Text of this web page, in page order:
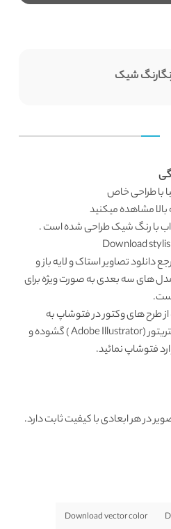
شیک
با طراحی خاص
بالا مشاهده میکنید
با رنگ شیک طراحی شده است .
Download
دانلود تصاویر استاکو لایه باز و
های سه بعدی به صورت ویژه برای
طرح های وکتور در فتوشاپ به
مشکل برخوردید , آن را در ایلواستریتور (Adobe Illustrator ) گشوده و
فتوشاپ نمائید.
در هر ابعادی با کیفیت ثابت دارد.
Download vector color